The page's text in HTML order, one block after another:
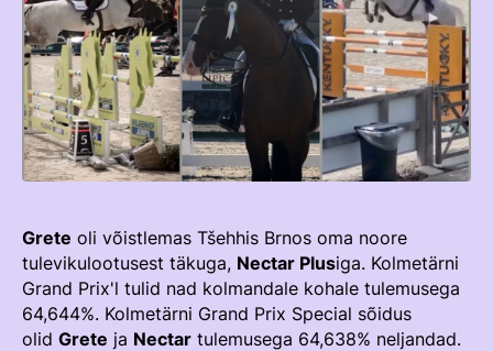
KLUBID
VABATAHTLIKUD
PROJEKTID
Noortespordi Toetamine
HOBUSTE HEAOLU
Võistluskalender
Võistlussarjad
Edetabelid
Ametnikud
Estonian Dressage Team
Mänedžer Ja Komiteed
Välisvõistlustel Osaleja Meelespea
Hindamiskomisjon
EOK Treenerite Register
KOOLITUSED
KONTROLLI EOK TREENERI KUTSET
Grete oli võistlemas Tšehhis Brnos oma noore
tulevikulootusest täkuga, Nectar Plusiga. Kolmetärni
Grand Prix'l tulid nad kolmandale kohale tulemusega
64,644%. Kolmetärni Grand Prix Special sõidus
olid Grete ja Nectar tulemusega 64,638% neljandad.